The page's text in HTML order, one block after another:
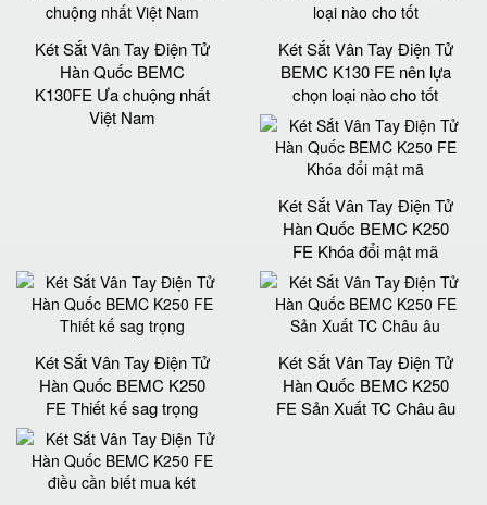
Két Sắt Vân Tay Điện Tử
Hàn Quốc BEMC
K130FE Ưa chuộng nhất
Việt Nam
Két Sắt Vân Tay Điện Tử
BEMC K130 FE nên lựa
chọn loại nào cho tốt
Két Sắt Vân Tay Điện Tử
Hàn Quốc BEMC K250
FE Khóa đổi mật mã
Két Sắt Vân Tay Điện Tử
Hàn Quốc BEMC K250
FE Thiết kế sag trọng
Két Sắt Vân Tay Điện Tử
Hàn Quốc BEMC K250
FE Sản Xuất TC Châu âu